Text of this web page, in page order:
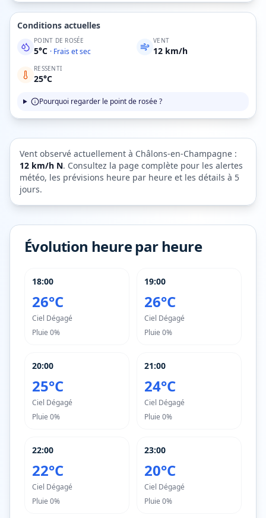
Conditions actuelles
POINT DE ROSÉE
5°C · Frais et sec
VENT
12 km/h
RESSENTI
25°C
Pourquoi regarder le point de rosée ?
Vent observé actuellement à Châlons-en-Champagne :
12 km/h N. Consultez la page complète pour les alertes
météo, les prévisions heure par heure et les détails à 5
jours.
Évolution heure par heure
18:00
26°C
Ciel Dégagé
Pluie 0%
19:00
26°C
Ciel Dégagé
Pluie 0%
20:00
25°C
Ciel Dégagé
Pluie 0%
21:00
24°C
Ciel Dégagé
Pluie 0%
22:00
22°C
Ciel Dégagé
Pluie 0%
23:00
20°C
Ciel Dégagé
Pluie 0%